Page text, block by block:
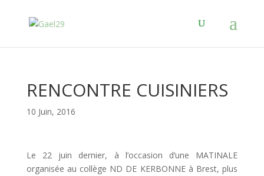
RENCONTRE CUISINIERS
10 Juin, 2016
Le 22 juin dernier, à l’occasion d’une MATINALE
organisée au collège ND DE KERBONNE à Brest, plus